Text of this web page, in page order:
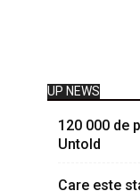
UP NEWS
120 000 de
Untold
Care este